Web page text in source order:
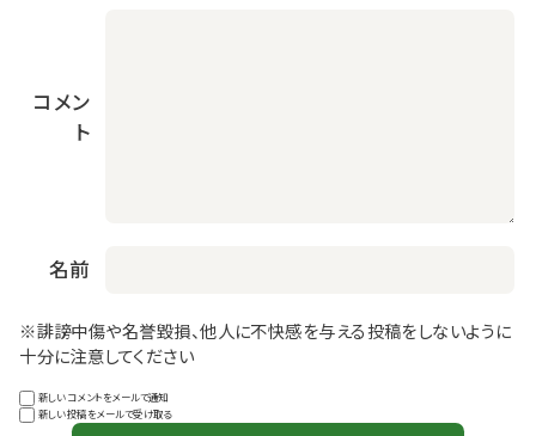
コメン
ト
名前
※誹謗中傷や名誉毀損、他人に不快感を与える投稿をしないように
十分に注意してください
新しいコメントをメールで通知
新しい投稿をメールで受け取る